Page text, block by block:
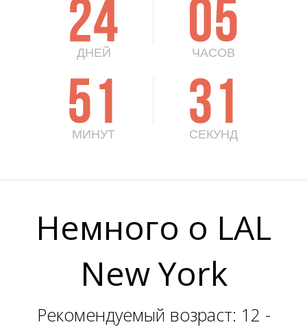
ДНЕЙ ЧАСОВ
1
МИНУТ
0
СЕКУНД
Немного о LAL
New York
Рекомендуемый возраст: 12 -